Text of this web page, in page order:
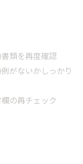
類を再度確認
がないかしっかり
の再チェック